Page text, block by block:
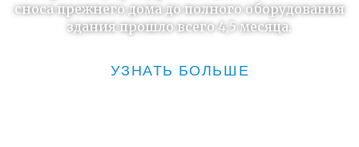
сноса прежнего дома до полного оборудования
здания прошло всего 4,5 месяца.
УЗНАТЬ БОЛЬШЕ